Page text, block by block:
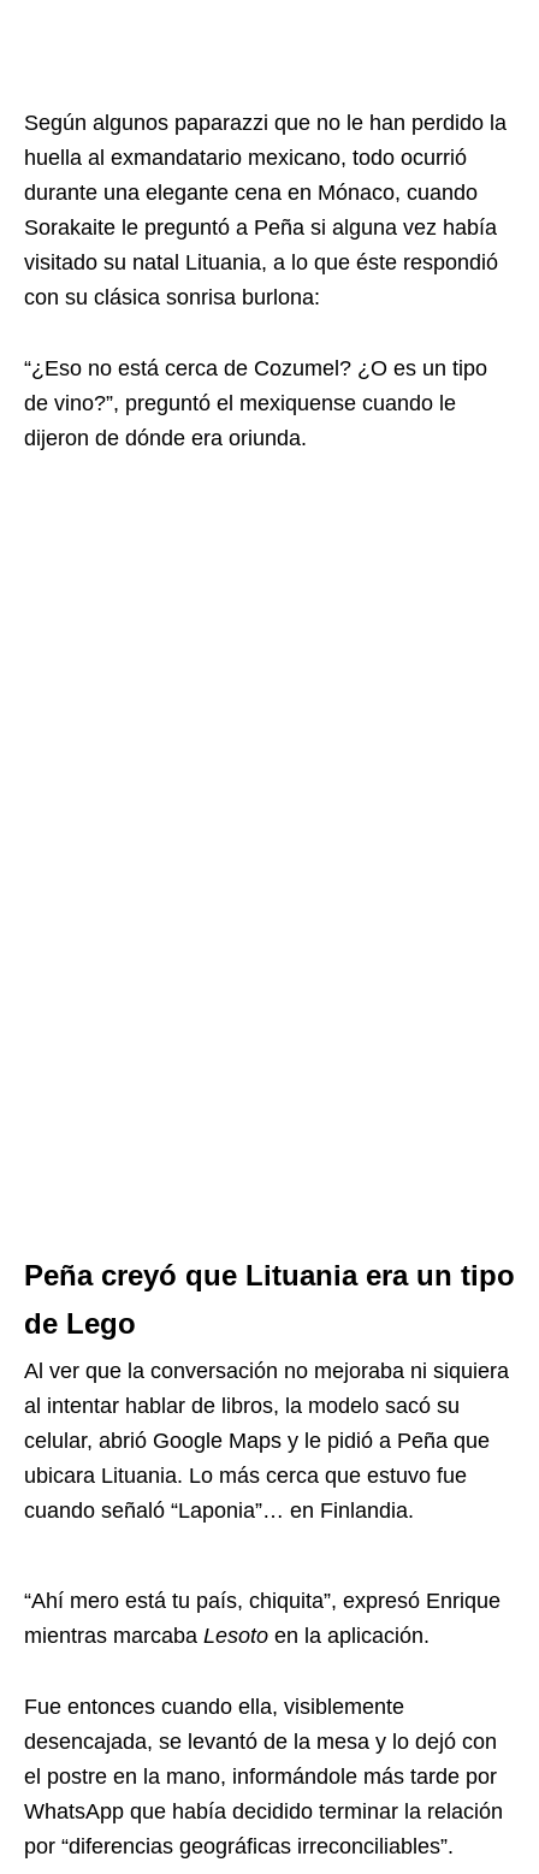
Según algunos paparazzi que no le han perdido la
huella al exmandatario mexicano, todo ocurrió
durante una elegante cena en Mónaco, cuando
Sorakaite le preguntó a Peña si alguna vez había
visitado su natal Lituania, a lo que éste respondió
con su clásica sonrisa burlona:
“¿Eso no está cerca de Cozumel? ¿O es un tipo
de vino?”, preguntó el mexiquense cuando le
dijeron de dónde era oriunda.
Peña creyó que Lituania era un tipo
de Lego
Al ver que la conversación no mejoraba ni siquiera
al intentar hablar de libros, la modelo sacó su
celular, abrió Google Maps y le pidió a Peña que
ubicara Lituania. Lo más cerca que estuvo fue
cuando señaló “Laponia”… en Finlandia.
“Ahí mero está tu país, chiquita”, expresó Enrique
mientras marcaba Lesoto en la aplicación.
Fue entonces cuando ella, visiblemente
desencajada, se levantó de la mesa y lo dejó con
el postre en la mano, informándole más tarde por
WhatsApp que había decidido terminar la relación
por “diferencias geográficas irreconciliables”.